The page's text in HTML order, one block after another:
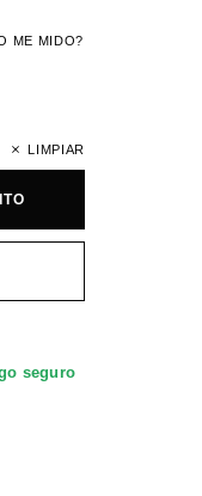
ME MIDO?
LIMPIAR
seguro